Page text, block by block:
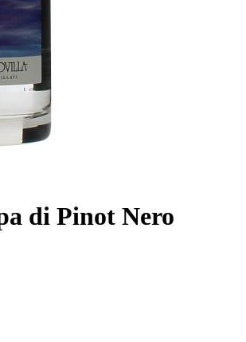
di Pinot Nero